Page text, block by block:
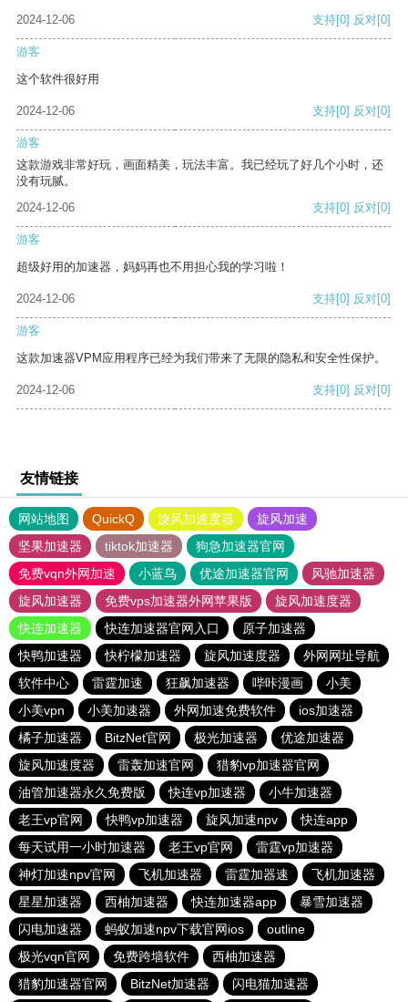
2024-12-06 支持[0] 反对[0]
游客
这个软件很好用
2024-12-06 支持[0] 反对[0]
游客
这款游戏非常好玩，画面精美，玩法丰富。我已经玩了好几个小时，还
没有玩腻。
2024-12-06
支持[0] 反对[0]
游客
超级好用的加速器，妈妈再也不用担心我的学习啦！
2024-12-06 支持[0] 反对[0]
游客
这款加速器VPM应用程序已经为我们带来了无限的隐私和安全性保护。
2024-12-06 支持[0] 反对[0]
友情链接
网站地图 QuickQ 旋风加速度器
旋风加速
坚果加速器
tiktok加速器
狗急加速器官网
免费vqn外网加速
小蓝鸟 优途加速器官网
风驰加速器
旋风加速器
免费vps加速器外网苹果版
旋风加速度器
快连加速器
快连加速器官网入口
原子加速器
快鸭加速器
快柠檬加速器 旋风加速度器
外网网址导航
软件中心
雷霆加速 狂飙加速器 哔咔漫画
小美
小美vpn
小美加速器 外网加速免费软件
ios加速器
橘子加速器
BitzNet官网 极光加速器
优途加速器
旋风加速度器
雷轰加速官网
猎豹vp加速器官网
油管加速器永久免费版
快连vp加速器
小牛加速器
老王vp官网
快鸭vp加速器 旋风加速npv
快连app
每天试用一小时加速器
老王vp官网
雷霆vp加速器
神灯加速npv官网
飞机加速器 雷霆加器速
飞机加速器
星星加速器
西柚加速器 快连加速器app
暴雪加速器
闪电加速器
蚂蚁加速npv下载官网ios
outline
极光vqn官网
免费跨墙软件
西柚加速器
猎豹加速器官网
BitzNet加速器 闪电猫加速器